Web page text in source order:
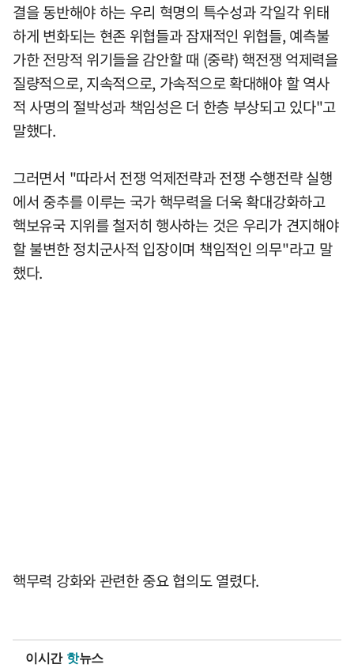
결을 동반해야 하는 우리 혁명의 특수성과 각일각 위태
하게 변화되는 현존 위협들과 잠재적인 위협들, 예측불
가한 전망적 위기들을 감안할 때 (중략) 핵전쟁 억제력을
질량적으로, 지속적으로, 가속적으로 확대해야 할 역사
적 사명의 절박성과 책임성은 더 한층 부상되고 있다"고
말했다.
그러면서 "따라서 전쟁 억제전략과 전쟁 수행전략 실행
에서 중추를 이루는 국가 핵무력을 더욱 확대강화하고
핵보유국 지위를 철저히 행사하는 것은 우리가 견지해야
할 불변한 정치군사적 입장이며 책임적인 의무"라고 말
했다.
핵무력 강화와 관련한 중요 협의도 열렸다.
이시간 핫뉴스